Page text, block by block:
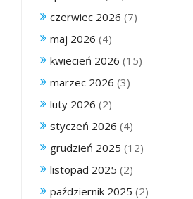
czerwiec 2026 (7)
maj 2026 (4)
kwiecień 2026 (15)
marzec 2026 (3)
luty 2026 (2)
styczeń 2026 (4)
grudzień 2025 (12)
listopad 2025 (2)
październik 2025 (2)